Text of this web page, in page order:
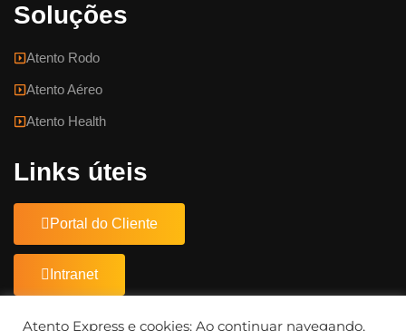
Soluções
Atento Rodo
Atento Aéreo
Atento Health
Links úteis
Portal do Cliente
Intranet
Documentos
Atento Express e cookies: Ao continuar navegando,